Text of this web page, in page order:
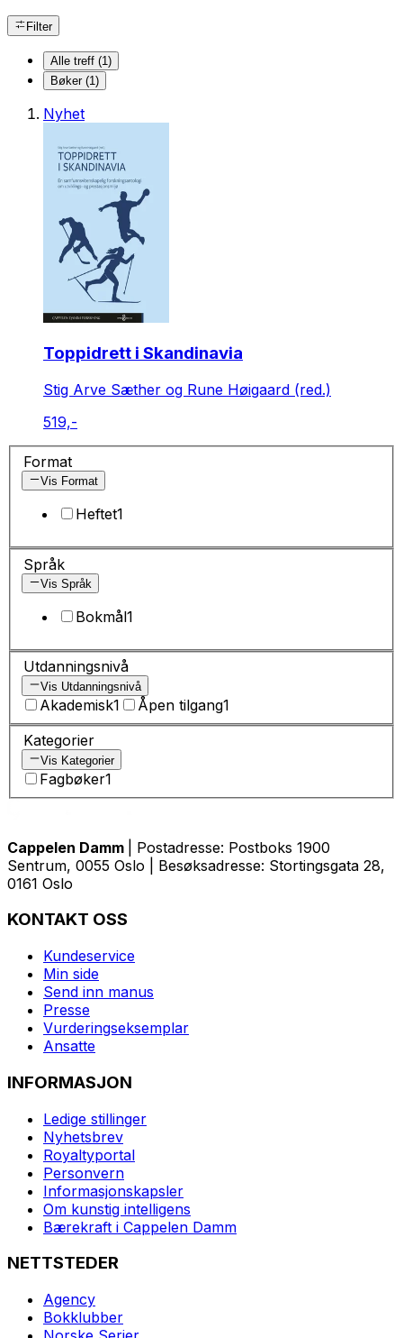
Filter
Alle treff (1)
Bøker (1)
Nyhet
Toppidrett i Skandinavia
Stig Arve Sæther og Rune Høigaard (red.)
519,-
Format
Vis Format
Heftet1
Språk
Vis Språk
Bokmål1
Utdanningsnivå
Vis Utdanningsnivå
Akademisk1 Åpen tilgang1
Kategorier
Vis Kategorier
Fagbøker1
Cappelen Damm
| Postadresse: Postboks 1900
Sentrum, 0055 Oslo | Besøksadresse: Stortingsgata 28,
0161 Oslo
KONTAKT OSS
Kundeservice
Min side
Send inn manus
Presse
Vurderingseksemplar
Ansatte
INFORMASJON
Ledige stillinger
Nyhetsbrev
Royaltyportal
Personvern
Informasjonskapsler
Om kunstig intelligens
Bærekraft i Cappelen Damm
NETTSTEDER
Agency
Bokklubber